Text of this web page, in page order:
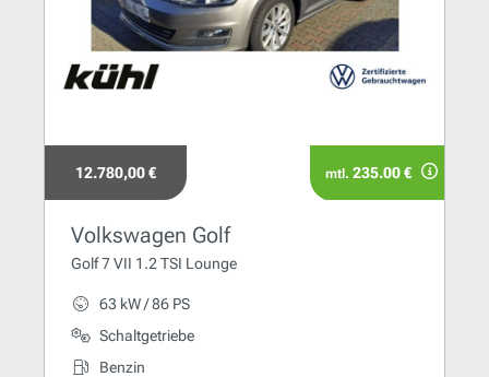
12.780,00 € mtl. 235.00 €
Volkswagen Golf
Golf 7 VII 1.2 TSI Lounge
63 kW / 86 PS
Schaltgetriebe
Benzin